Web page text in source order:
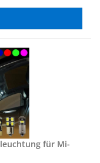
für Mi­